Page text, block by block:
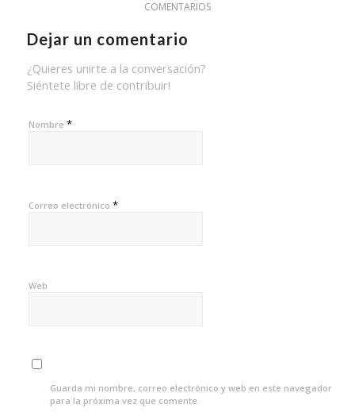
COMENTARIOS
Dejar un comentario
¿Quieres unirte a la conversación?
Siéntete libre de contribuir!
Nombre *
Correo electrónico *
Web
Guarda mi nombre, correo electrónico y web en este navegador
para la próxima vez que comente.